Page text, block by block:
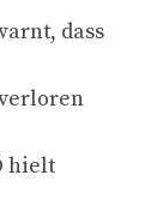
dass
hielt